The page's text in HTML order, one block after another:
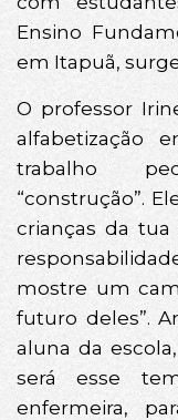
Ensino
em Itapuã,
O professor
alfabetização
trabalho
“construção”.
crianças da
mostre um
futuro deles”.
aluna da
será esse
enfermeira,